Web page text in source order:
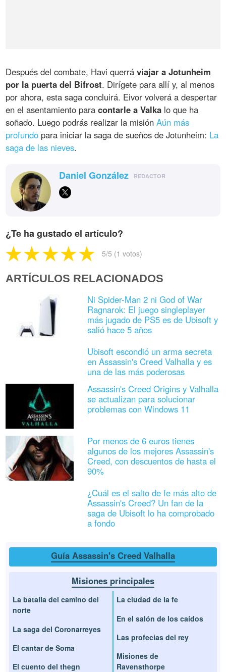
Después del combate, Havi querráviajar a Jotunheim
por la puerta del Bifrost. Dirígete para allí y, al menos
por ahora, esta saga concluirá. Eivor volverá a despertar
en el asentamiento paracontarle a Valka lo que ha
soñado. Luego podrás realizar la misiónAún más
profundo para iniciar la saga de sueños de Jotunheim: La
saga de las nieves.
Daniel González REDACTOR
¿Te ha gustado el artículo?
5/5 (1 votos)
ARTÍCULOS RELACIONADOS
Ni Spider-Man 2 ni God of War
Ragnarok: El juego singleplayer
más jugado de PS5 es de Ubisoft y
salió hace 5 años
Ubisoft escondió un arma secreta
en Assassin's Creed Valhalla y es
una de las más poderosas
Assassin's Creed Origins y Valhalla
se actualizan para solucionar
problemas con Windows 11
Por menos de 6 euros tienes
algunos de los mejores Assassin's
Creed, con descuentos de hasta el
90%
¿Cuál es el salto de fe más alto de
Assassin's Creed? Un fan de la
saga de Ubisoft lo ha comprobado
a fondo
Guía Assassin's Creed Valhalla
Misiones principales
La batalla del camino del
norte
La saga del Coronarreyes
El cantar de Soma
El cuento del thegn
La ciudad de la fe
En el salón de los caídos
Las profecías del rey
Misiones de
Ravensthorpe